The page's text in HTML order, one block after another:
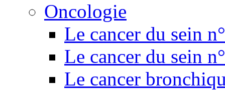
Oncologie
Le cancer du sein
Le cancer du sein
Le cancer